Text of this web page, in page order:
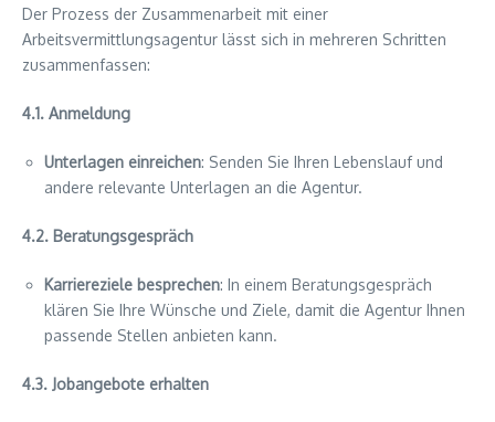
Der Prozess der Zusammenarbeit mit einer
Arbeitsvermittlungsagentur lässt sich in mehreren Schritten
zusammenfassen:
4.1. Anmeldung
Unterlagen einreichen: Senden Sie Ihren Lebenslauf und
andere relevante Unterlagen an die Agentur.
4.2. Beratungsgespräch
Karriereziele besprechen: In einem Beratungsgespräch
klären Sie Ihre Wünsche und Ziele, damit die Agentur Ihnen
passende Stellen anbieten kann.
4.3. Jobangebote erhalten